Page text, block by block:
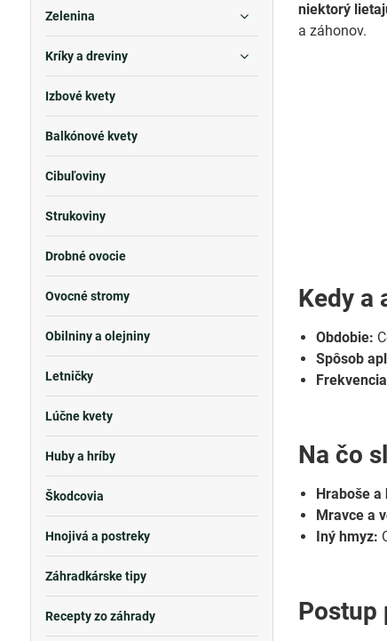
niektorý
a záhonov.
Kedy a
Obdobie:
Spôsob
Na čo
Hraboše a
Mravce a
Iný hmyz:
Postup
Zelenina
Kríky a dreviny
Izbové kvety
Balkónové kvety
Cibuľoviny
Strukoviny
Drobné ovocie
Ovocné stromy
Obilniny a olejniny
Letničky
Lúčne kvety
Huby a hríby
Škodcovia
Hnojivá a postreky
Záhradkárske tipy
Recepty zo záhrady